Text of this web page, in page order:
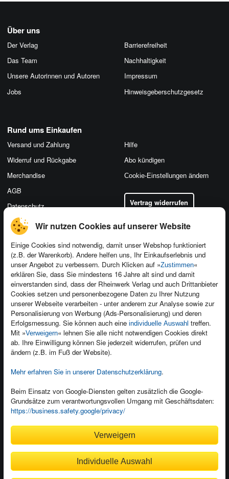
Wir nutzen Cookies auf unserer Website
Einige Cookies sind notwendig, damit unser Webshop funktioniert
(z.B. der Warenkorb). Andere helfen uns, Ihr Einkaufserlebnis und
unser Angebot zu verbessern. Durch Klicken auf »Zustimmen«
erklären Sie, dass Sie mindestens 16 Jahre alt sind und damit
einverstanden sind, dass der Rheinwerk Verlag und auch Drittanbieter
Cookies setzen und personenbezogene Daten zu Ihrer Nutzung
unserer Webseite verarbeiten - unter anderem zur Analyse sowie zur
Personalisierung von Werbung (Ads-Personalisierung) und deren
Erfolgsmessung. Sie können auch eine individuelle Auswahl treffen.
Mit »Verweigern« lehnen Sie alle nicht notwendigen Cookies direkt
ab. Ihre Einwilligung können Sie jederzeit widerrufen, prüfen und
ändern (z.B. im Fuß der Website).
Mehr erfahren Sie in unserer Datenschutzerklärung.
Beim Einsatz von Google-Diensten gelten zusätzlich die Google-
Grundsätze zum verantwortungsvollen Umgang mit Geschäftsdaten:
https://business.safety.google/privacy/
Verweigern
Individuelle Auswahl
Über uns
Der Verlag
Das Team
Unsere Autorinnen und Autoren
Jobs
Barrierefreiheit
Nachhaltigkeit
Impressum
Hinweis­geber­schutz­gesetz
Kontakt
Newsletter
Für Unternehmen
Presseservice
Dozentenservice
Produktfeedback
Foreign Rights
Ein Buch schreiben
Rund ums Einkaufen
Versand und Zahlung
Widerruf und Rückgabe
Merchandise
AGB
Datenschutz
Hilfe
Abo kündigen
Cookie-Einstellungen ändern
Vertrag widerrufen
Kundenservice
Wir sind gerne für Sie da!
service@rheinwerk-verlag.de